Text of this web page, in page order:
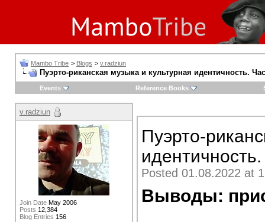
Mambo Tribe > Blogs > v.radziun
Пуэрто-риканская музыка и культурная идентичность.
Events Reference Books
Пуэрто-
Posted 01.08.2022 at
Выводы:
v.radziun
Join Date May 2006
Posts 12,384
Blog Entries 156